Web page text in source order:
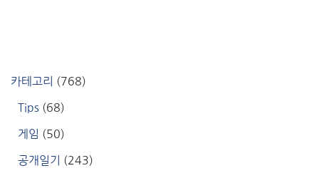
카테고리 (768)
Tips (68)
게임 (50)
공개일기 (243)